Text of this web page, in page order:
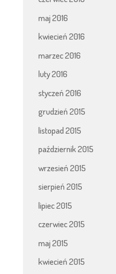
maj 2016
kwiecień 2016
marzec 2016
luty 2016
styczeń 2016
grudzień 2015
listopad 2015
październik 2015
wrzesień 2015
sierpień 2015
lipiec 2015
czerwiec 2015
maj 2015
kwiecień 2015